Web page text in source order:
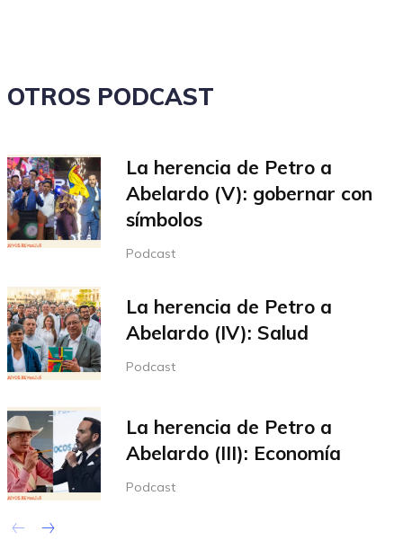
OTROS PODCAST
La herencia de Petro a
Abelardo (V): gobernar con
símbolos
Podcast
La herencia de Petro a
Abelardo (IV): Salud
Podcast
La herencia de Petro a
Abelardo (III): Economía
Podcast